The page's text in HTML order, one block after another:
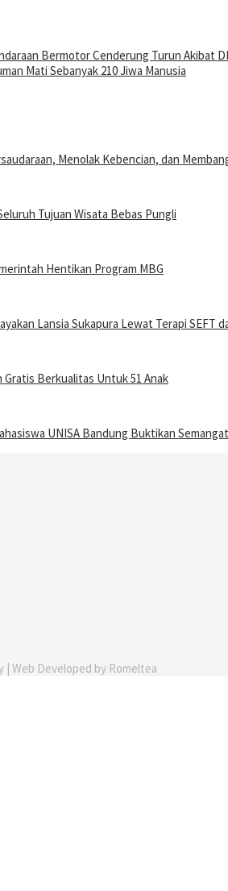
Bermotor Cenderung Turun Akibat
Mati Sebanyak 210 Jiwa Manusia
Menolak Kebencian, dan
Tujuan Wisata Bebas Pungli
Hentikan Program MBG
Lansia Sukapura Lewat Terapi SEFT
Gratis Berkualitas Untuk 51 Anak
UNISA Bandung Buktikan
| Web Developed by Romeltea